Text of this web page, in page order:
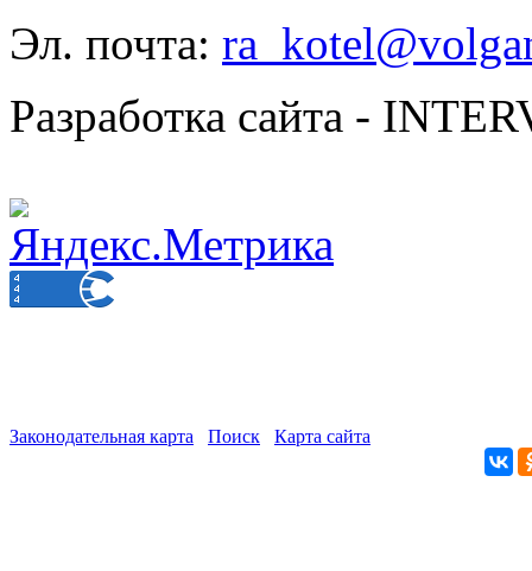
Эл. почта:
Разработка сайта -
Законодательная карта Поиск Карта сайта